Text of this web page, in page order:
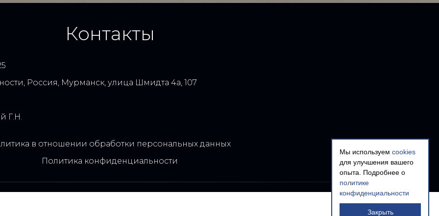
Контакты
, Россия, Мурманск, улица Шмидта 4а, 107
Г.Н.
в отношении обработки персональных данных
Политика конфиденциальности
Мы используем cookies
для улучшения вашего
опыта. Подробнее о
политике
конфиденциальности
Закрыть